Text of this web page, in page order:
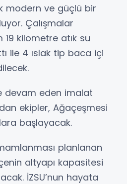
modern ve güçlü bir
Çalışmalar
kilometre atık su
ile 4 ıslak tip baca içi
devam eden imalat
ekipler, Ağaçeşmesi
başlayacak.
planlanan
altyapı kapasitesi
İZSU’nun hayata